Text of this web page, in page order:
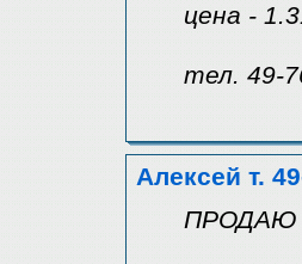
цена -
тел. 49-
Алексей т.
ПРОДАЮ